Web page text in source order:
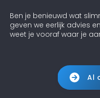
Ben je benieuwd wat
geven we eerlijk advies
weet je vooraf waar je
Al